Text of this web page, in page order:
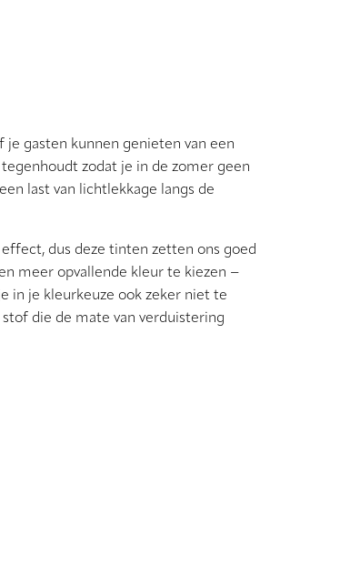
je gasten kunnen genieten van een
zodat je in de zomer geen
last van lichtlekkage langs de
dus deze tinten zetten ons goed
meer opvallende kleur te kiezen −
in je kleurkeuze ook zeker niet te
die de mate van verduistering